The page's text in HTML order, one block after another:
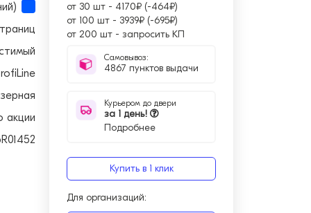
акции
от 30 шт - 4170₽ (-464₽)
от 100 шт - 3939₽ (-695₽)
от 200 шт - запросить КП
Самовывоз:
4867 пунктов выдачи
Курьером до двери
за 1 день!
Подробнее
Купить в 1 клик
Для организаций: